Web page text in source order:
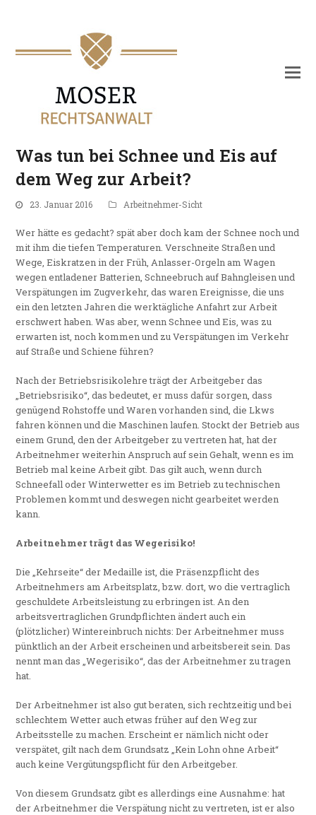
Was tun bei Schnee und Eis auf
dem Weg zur Arbeit?
23. Januar 2016 Arbeitnehmer-Sicht
Wer hätte es gedacht? spät aber doch kam der Schnee noch und
mit ihm die tiefen Temperaturen. Verschneite Straßen und
Wege, Eiskratzen in der Früh, Anlasser-Orgeln am Wagen
wegen entladener Batterien, Schneebruch auf Bahngleisen und
Verspätungen im Zugverkehr, das waren Ereignisse, die uns
ein den letzten Jahren die werktägliche Anfahrt zur Arbeit
erschwert haben. Was aber, wenn Schnee und Eis, was zu
erwarten ist, noch kommen und zu Verspätungen im Verkehr
auf Straße und Schiene führen?
Nach der Betriebsrisikolehre trägt der Arbeitgeber das
„Betriebsrisiko“, das bedeutet, er muss dafür sorgen, dass
genügend Rohstoffe und Waren vorhanden sind, die Lkws
fahren können und die Maschinen laufen. Stockt der Betrieb aus
einem Grund, den der Arbeitgeber zu vertreten hat, hat der
Arbeitnehmer weiterhin Anspruch auf sein Gehalt, wenn es im
Betrieb mal keine Arbeit gibt. Das gilt auch, wenn durch
Schneefall oder Winterwetter es im Betrieb zu technischen
Problemen kommt und deswegen nicht gearbeitet werden
kann.
Arbeitnehmer trägt das Wegerisiko!
Die „Kehrseite“ der Medaille ist, die Präsenzpflicht des
Arbeitnehmers am Arbeitsplatz, bzw. dort, wo die vertraglich
geschuldete Arbeitsleistung zu erbringen ist. An den
arbeitsvertraglichen Grundpflichten ändert auch ein
(plötzlicher) Wintereinbruch nichts: Der Arbeitnehmer muss
pünktlich an der Arbeit erscheinen und arbeitsbereit sein. Das
nennt man das „Wegerisiko“, das der Arbeitnehmer zu tragen
hat.
Der Arbeitnehmer ist also gut beraten, sich rechtzeitig und bei
schlechtem Wetter auch etwas früher auf den Weg zur
Arbeitsstelle zu machen. Erscheint er nämlich nicht oder
verspätet, gilt nach dem Grundsatz „Kein Lohn ohne Arbeit“
auch keine Vergütungspflicht für den Arbeitgeber.
Von diesem Grundsatz gibt es allerdings eine Ausnahme: hat
der Arbeitnehmer die Verspätung nicht zu vertreten, ist er also